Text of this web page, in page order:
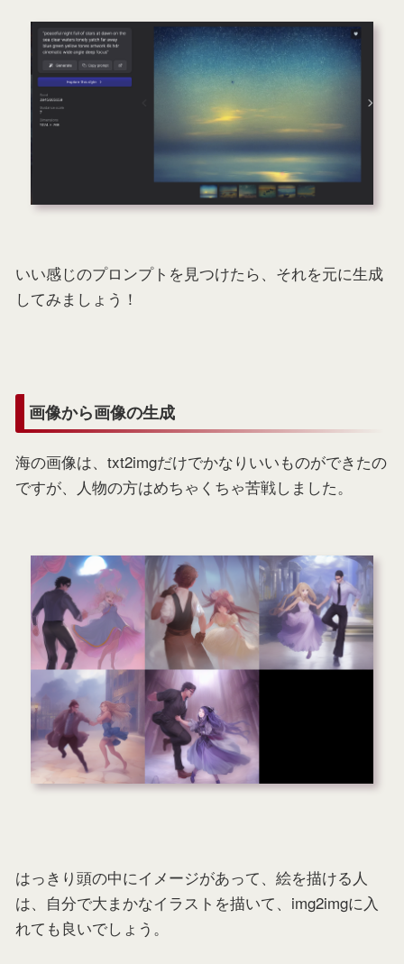
いい感じのプロンプトを見つけたら、それを元に生成
してみましょう！
画像から画像の生成
海の画像は、txt2imgだけでかなりいいものができたの
ですが、人物の方はめちゃくちゃ苦戦しました。
はっきり頭の中にイメージがあって、絵を描ける人
は、自分で大まかなイラストを描いて、img2imgに入
れても良いでしょう。